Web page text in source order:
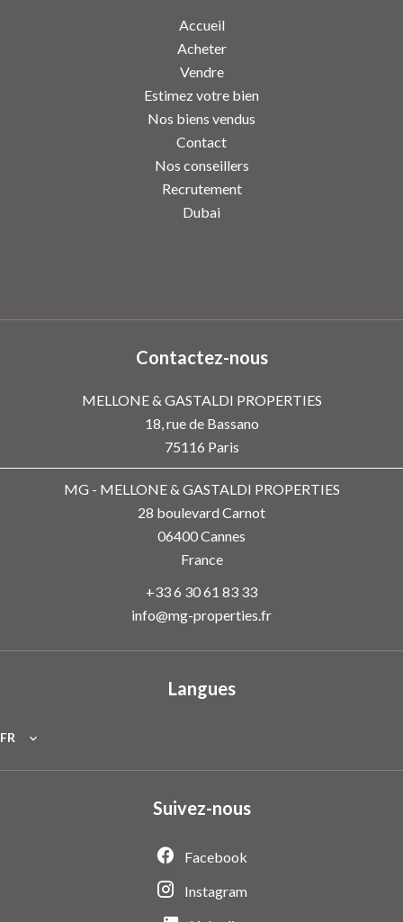
Accueil
Acheter
Vendre
Estimez votre bien
Nos biens vendus
Contact
Nos conseillers
Recrutement
Dubai
Contactez-nous
MELLONE & GASTALDI PROPERTIES
18, rue de Bassano
75116 Paris
MG - MELLONE & GASTALDI PROPERTIES
28 boulevard Carnot
06400Cannes
France
+33 6 30 61 83 33
info@mg-properties.fr
Langues
FR
Suivez-nous
Facebook
Instagram